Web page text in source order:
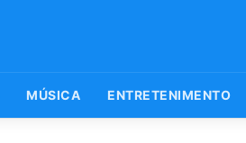
MÚSICA ENTRETENIMENTO